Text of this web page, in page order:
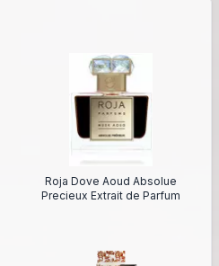
Roja Dove Aoud Absolue
Precieux Extrait de Parfum